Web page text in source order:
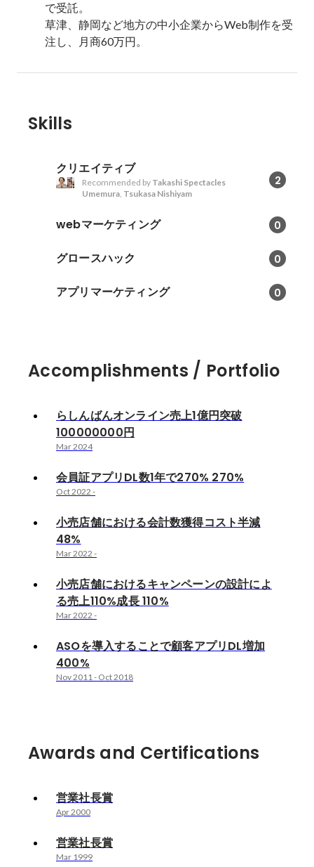
で受託。
草津、静岡など地方の中小企業からWeb制作を受
注し、月商60万円。
Skills
クリエイティブ
2
Recommended by Takashi Spectacles
Umemura, Tsukasa Nishiyam
webマーケティング 0
グロースハック 0
アプリマーケティング 0
Accomplishments / Portfolio
らしんばんオンライン売上1億円突破
100000000円
Mar 2024
会員証アプリDL数1年で270% 270%
Oct 2022 -
小売店舗における会計数獲得コスト半減
48%
Mar 2022 -
小売店舗におけるキャンペーンの設計によ
る売上110%成長 110%
Mar 2022 -
ASOを導入することで顧客アプリDL増加
400%
Nov 2011- Oct 2018
Awards and Certifications
営業社長賞
Apr 2000
営業社長賞
Mar 1999